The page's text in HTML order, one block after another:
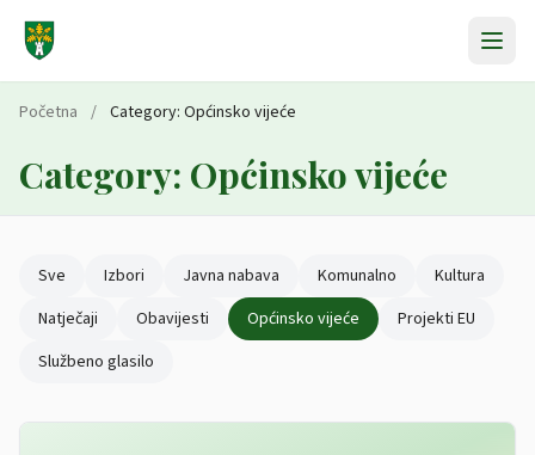
Početna / Category: Općinsko vijeće
Category: Općinsko vijeće
Sve Izbori Javna nabava Komunalno
Kultura
Natječaji
Obavijesti Općinsko vijeće
Projekti EU
Službeno glasilo